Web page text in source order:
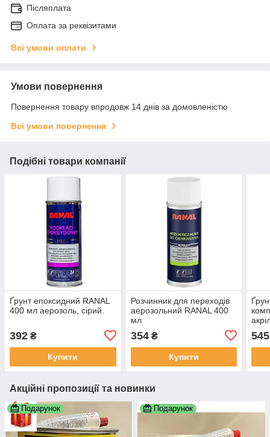
Післяплата
Оплата за реквізитами
Всі умови оплати
Умови повернення
Повернення товару впродовж 14 днів за домовленістю
Всі умови повернення
Подібні товари компанії
Ґрунт епоксидний RANAL
400 мл аерозоль, сірий.
392 ₴
Купити
Розчинник для переходів
аерозольний RANAL 400
мл
354₴
Купити
545
Акційні пропозиції та новинки
Подарунок Подарунок